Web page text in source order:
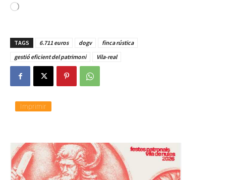
C
a
o
.
.
TAGS 6.711 euros dogv
finca rústica
gestió eficient del patrimoni
Vila-real
Imprimir